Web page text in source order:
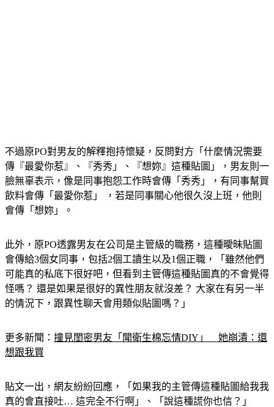
傳『最愛你惹』、『秀秀」、『想妳』這種貼圖」，男友則一
臉無辜表示，像是同事抱怨工作時會傳「秀秀」，有同事幫買
飲料會傳「最愛你惹」 ，若是同事關心他很久沒上班，他則
會傳「想妳」。
會傳給3個女同事，包括2個工讀生以及1個正職，「雖然他們
可能真的私底下很好吧，但看到主管傳這種貼圖真的不會覺得
怪嗎？ 還是如果是很好的異性朋友就沒差？ 大家在有另一半
的情況下，跟異性聊天會用類似貼圖嗎？」
想跟我買
真的會直接吐… 這完全不行啊」、「說這種謊你也信？」
「用曖昧貼圖還刪紀錄，這不就是心虛有鬼嗎」、「一個有女